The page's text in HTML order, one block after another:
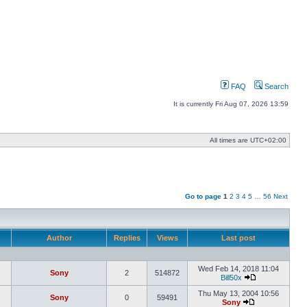
FAQ Search
It is currently Fri Aug 07, 2026 13:59
All times are UTC+02:00
Go to page 1 2 3 4 5 56 Next
Author Replies Views Last post
Sony 2 514872
Wed Feb 14, 2018 11:04
Bill50x
View
the
Sony 0 59491
Thu May 13, 2004 10:56
Sony